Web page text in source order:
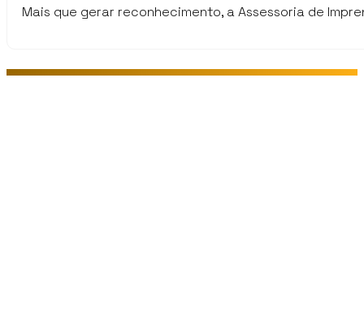
Mais que gerar reconhecimento, a Assessoria de